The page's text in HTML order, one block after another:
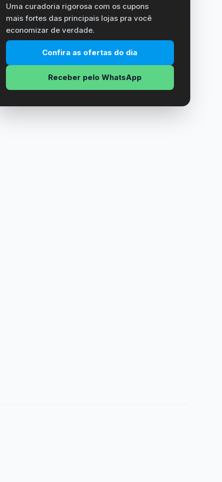
Uma curadoria rigorosa com os cupons
mais fortes das principais lojas pra você
economizar de verdade.
Confira as ofertas do dia
Receber pelo WhatsApp